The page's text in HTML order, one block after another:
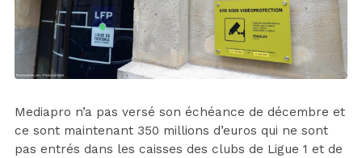
Mediapro n’a pas versé son échéance de décembre et
ce sont maintenant 350 millions d’euros qui ne sont
pas entrés dans les caisses des clubs de Ligue 1 et de